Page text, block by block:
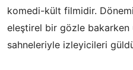
komedi-kült filmidir.
eleştirel bir gözle bakarken
sahneleriyle izleyicileri